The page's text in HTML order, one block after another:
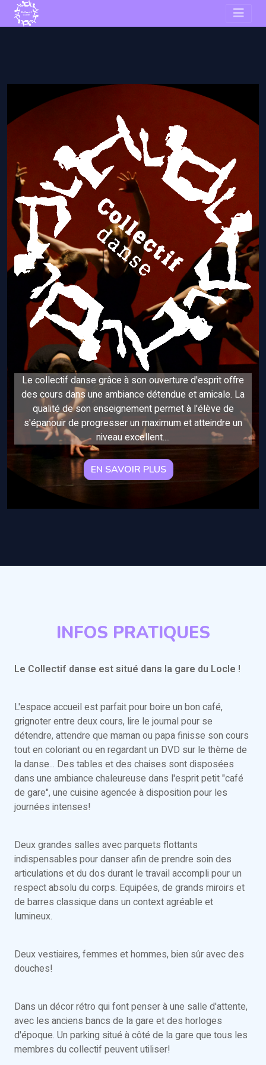
Le collectif danse grâce à son ouverture d'esprit offre
des cours dans une ambiance détendue et amicale. La
qualité de son enseignement permet à l'élève de
s'épanouir de progresser un maximum et atteindre un
niveau excellent....
EN SAVOIR PLUS
INFOS PRATIQUES
Le Collectif danse est situé dans la gare du Locle !
L'espace accueil est parfait pour boire un bon café,
grignoter entre deux cours, lire le journal pour se
détendre, attendre que maman ou papa finisse son cours
tout en coloriant ou en regardant un DVD sur le thème de
la danse... Des tables et des chaises sont disposées
dans une ambiance chaleureuse dans l'esprit petit "café
de gare", une cuisine agencée à disposition pour les
journées intenses!
Deux grandes salles avec parquets flottants
indispensables pour danser afin de prendre soin des
articulations et du dos durant le travail accompli pour un
respect absolu du corps. Equipées, de grands miroirs et
de barres classique dans un context agréable et
lumineux.
Deux vestiaires, femmes et hommes, bien sûr avec des
douches!
Dans un décor rétro qui font penser à une salle d'attente,
avec les anciens bancs de la gare et des horloges
d'époque. Un parking situé à côté de la gare que tous les
membres du collectif peuvent utiliser!